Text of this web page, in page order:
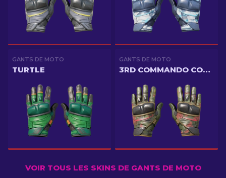
GANTS DE MOTO
TURTLE
GANTS DE MOTO
3RD COMMANDO COMPANY
VOIR TOUS LES SKINS DE GANTS DE MOTO